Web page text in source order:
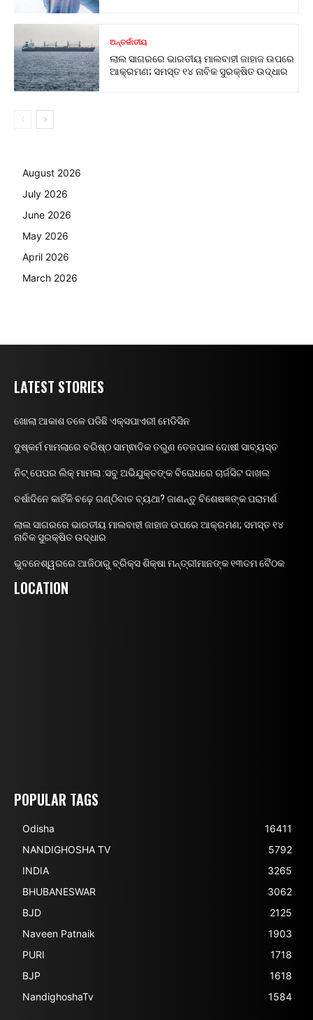
ଅନ୍ତର୍ଜାତୀୟ
ଲାଲ ସାଗରରେ ଭାରତୀୟ ମାଲବାହୀ ଜାହାଜ ଉପରେ
ଆକ୍ରମଣ; ସମସ୍ତ ୧୪ ନାବିକ ସୁରକ୍ଷିତ ଉଦ୍ଧାର
August 2026
July 2026
June 2026
May 2026
April 2026
March 2026
LATEST STORIES
ଖୋଲା ଆକାଶ ତଳେ ପଡିଛି ଏକ୍ସପାଏରୀ ମେଡିସିନ
ଦୁଷ୍କର୍ମ ମାମଲାରେ ବରିଷ୍ଠ ସାମ୍ଵାଦିକ ତରୁଣ ତେଜପାଲ ଦୋଷୀ ସାବ୍ୟସ୍ତ
ନିଟ୍ ପେପର ଲିକ୍ ମାମଲା :ସବୁ ଅଭିଯୁକ୍ତଙ୍କ ବିରୋଧରେ ଚାର୍ଜସିଟ ଦାଖଲ
ବର୍ଷାଦିନେ କାହିଁକି ବଢ଼େ ଗଣ୍ଠିବାତ ବ୍ୟଥା? ଜାଣନ୍ତୁ ବିଶେଷଜ୍ଞଙ୍କ ପରାମର୍ଶ
ଲାଲ ସାଗରରେ ଭାରତୀୟ ମାଲବାହୀ ଜାହାଜ ଉପରେ ଆକ୍ରମଣ; ସମସ୍ତ ୧୪
ନାବିକ ସୁରକ୍ଷିତ ଉଦ୍ଧାର
ଭୁବନେଶ୍ୱରରେ ଆଜିଠାରୁ ବ୍ରିକ୍ସ ଶିକ୍ଷା ମନ୍ତ୍ରୀମାନଙ୍କ ୧୩ତମ ବୈଠକ
LOCATION
POPULAR TAGS
Odisha
16411
NANDIGHOSHA TV
5792
INDIA
3265
BHUBANESWAR
3062
BJD
2125
Naveen Patnaik
1903
PURI
1718
BJP
1618
NandighoshaTv
1584